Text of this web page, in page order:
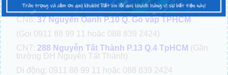
(Gọi 0911 88 99 11 hoặc 088 839 2424 )
CN6:37 Nguyễn Oanh P.10 Q. Gò vấp TPHCM
(Gọi 0911 88 99 11 hoặc 088 839 2424)
CN7: 288 Nguyễn Tất Thành P.13 Q.4 TpHCM (Gần
trường ĐH Nguyễn Tất Thành)
Di động: 0911 88 99 11 hoặc 088 839 2424